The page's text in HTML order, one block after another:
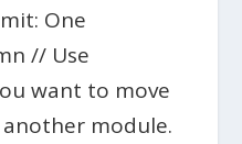
One
// Use
want to move
module.